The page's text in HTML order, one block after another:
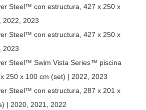
Steel™ con estructura, 427 x 250 x
2022, 2023
Steel™ con estructura, 427 x 250 x
2023
Steel™ Swim Vista Series™ piscina
250 x 100 cm (set) | 2022, 2023
Steel™ con estructura, 287 x 201 x
| 2020, 2021, 2022